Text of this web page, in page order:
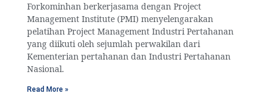
Forkominhan berkerjasama dengan Project
Management Institute (PMI) menyelengarakan
pelatihan Project Management Industri Pertahanan
yang diikuti oleh sejumlah perwakilan dari
Kementerian pertahanan dan Industri Pertahanan
Nasional.
Read More »